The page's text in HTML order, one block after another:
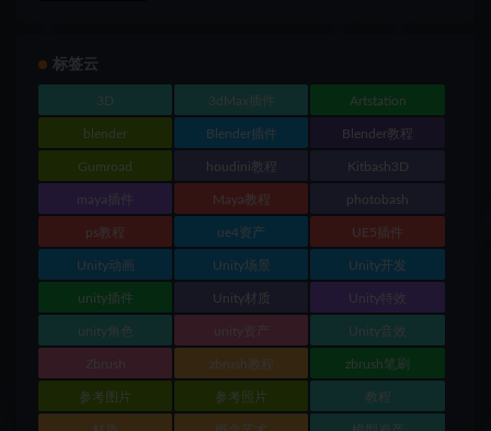
标签云
3D 3dMax插件 Artstation
blender Blender插件 Blender教程
Gumroad houdini教程 Kitbash3D
maya插件 Maya教程 photobash
ps教程 ue4资产 UE5插件
Unity动画 Unity场景 Unity开发
unity插件 Unity材质 Unity特效
unity角色 unity资产 Unity音效
Zbrush zbrush教程 zbrush笔刷
参考图片 参考照片 教程